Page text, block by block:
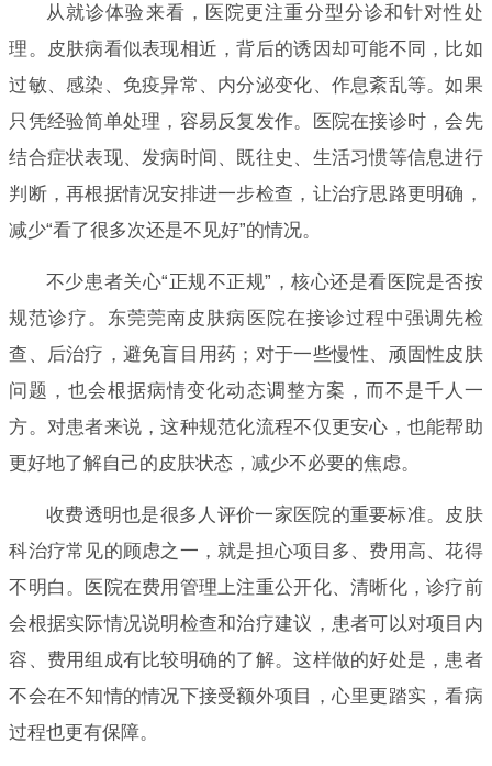
从就诊体验来看，医院更注重分型分诊和针对性处
理。皮肤病看似表现相近，背后的诱因却可能不同，比如
过敏、感染、免疫异常、内分泌变化、作息紊乱等。如果
只凭经验简单处理，容易反复发作。医院在接诊时，会先
结合症状表现、发病时间、既往史、生活习惯等信息进行
判断，再根据情况安排进一步检查，让治疗思路更明确，
减少“看了很多次还是不见好”的情况。
不少患者关心“正规不正规”，核心还是看医院是否按
规范诊疗。东莞莞南皮肤病医院在接诊过程中强调先检
查、后治疗，避免盲目用药；对于一些慢性、顽固性皮肤
问题，也会根据病情变化动态调整方案，而不是千人一
方。对患者来说，这种规范化流程不仅更安心，也能帮助
更好地了解自己的皮肤状态，减少不必要的焦虑。
收费透明也是很多人评价一家医院的重要标准。皮肤
科治疗常见的顾虑之一，就是担心项目多、费用高、花得
不明白。医院在费用管理上注重公开化、清晰化，诊疗前
会根据实际情况说明检查和治疗建议，患者可以对项目内
容、费用组成有比较明确的了解。这样做的好处是，患者
不会在不知情的情况下接受额外项目，心里更踏实，看病
过程也更有保障。